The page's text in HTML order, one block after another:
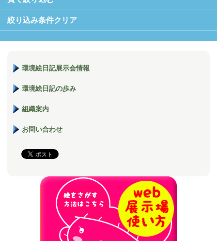
絞り込み条件クリア
環境絵日記展示会情報
環境絵日記の歩み
組織案内
お問い合わせ